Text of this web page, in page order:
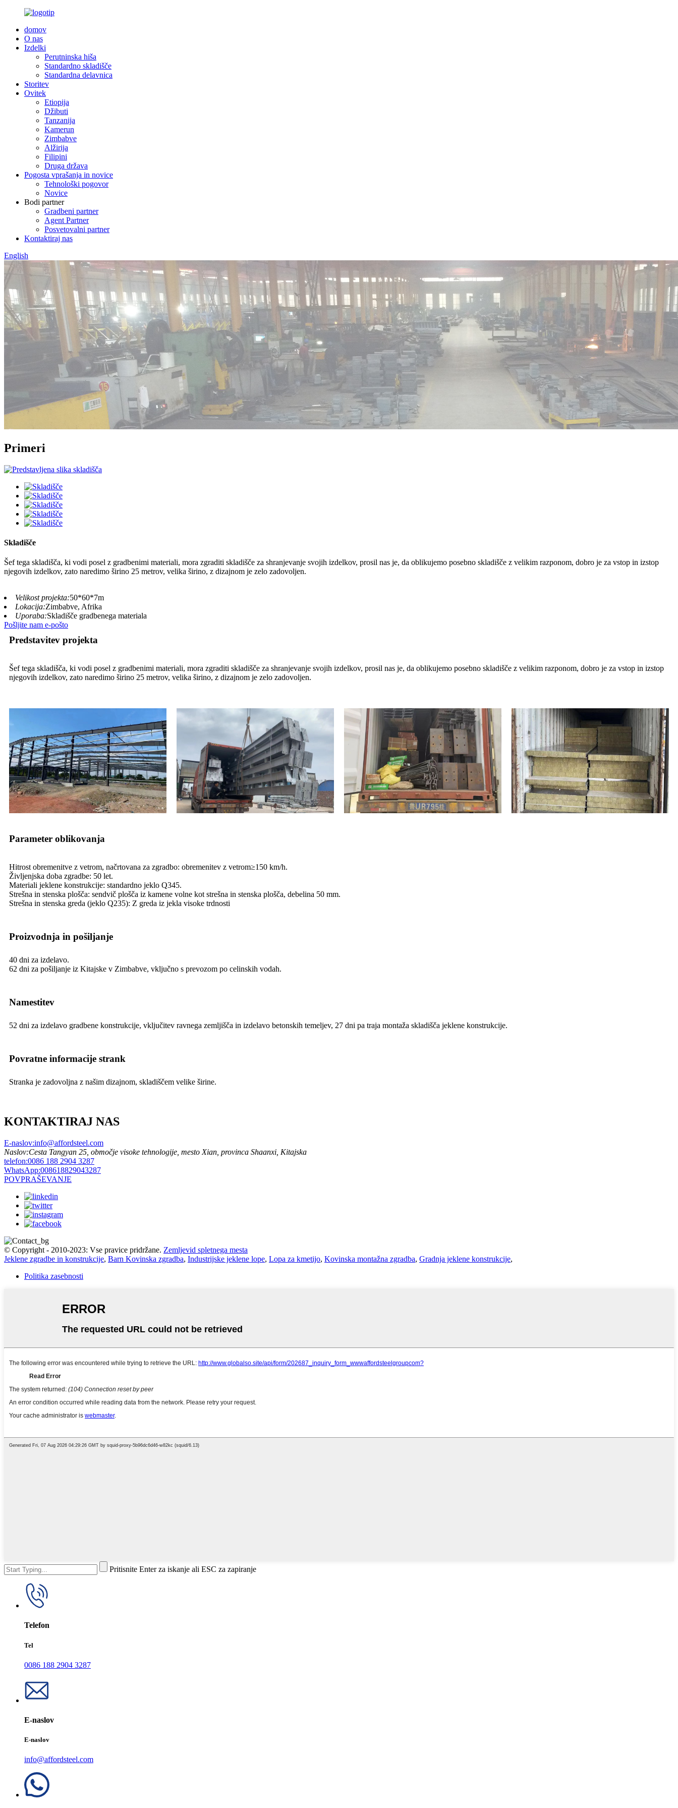
domov
O nas
Izdelki
Perutninska hiša
Standardno skladišče
Standardna delavnica
Storitev
Ovitek
Etiopija
Džibuti
Tanzanija
Kamerun
Zimbabve
Alžirija
Filipini
Druga država
Pogosta vprašanja in novice
Tehnološki pogovor
Novice
Bodi partner
Gradbeni partner
Agent Partner
Posvetovalni partner
Kontaktiraj nas
English
Primeri
Skladišče
Šef tega skladišča, ki vodi posel z gradbenimi materiali, mora zgraditi skladišče za shranjevanje svojih izdelkov, prosil nas je, da oblikujemo posebno skladišče z velikim razponom, dobro je za vstop in izstop
njegovih izdelkov, zato naredimo širino 25 metrov, velika širino, z dizajnom je zelo zadovoljen.
Velikost projekta:50*60*7m
Lokacija:Zimbabve, Afrika
Uporaba:Skladišče gradbenega materiala
Pošljite nam e-pošto
Predstavitev projekta
Šef tega skladišča, ki vodi posel z gradbenimi materiali, mora zgraditi skladišče za shranjevanje svojih izdelkov, prosil nas je, da oblikujemo posebno skladišče z velikim razponom, dobro je za vstop in izstop
njegovih izdelkov, zato naredimo širino 25 metrov, velika širino, z dizajnom je zelo zadovoljen.
Parameter oblikovanja
Hitrost obremenitve z vetrom, načrtovana za zgradbo: obremenitev z vetrom≥150 km/h.
Življenjska doba zgradbe: 50 let.
Materiali jeklene konstrukcije: standardno jeklo Q345.
Strešna in stenska plošča: sendvič plošča iz kamene volne kot strešna in stenska plošča, debelina 50 mm.
Strešna in stenska greda (jeklo Q235): Z greda iz jekla visoke trdnosti
Proizvodnja in pošiljanje
40 dni za izdelavo.
62 dni za pošiljanje iz Kitajske v Zimbabve, vključno s prevozom po celinskih vodah.
Namestitev
52 dni za izdelavo gradbene konstrukcije, vključitev ravnega zemljišča in izdelavo betonskih temeljev, 27 dni pa traja montaža skladišča jeklene konstrukcije.
Povratne informacije strank
Stranka je zadovoljna z našim dizajnom, skladiščem velike širine.
KONTAKTIRAJ NAS
E-naslov:info@affordsteel.com
Naslov:Cesta Tangyan 25, območje visoke tehnologije, mesto Xian, provinca Shaanxi, Kitajska
telefon:0086 188 2904 3287
WhatsApp:008618829043287
POVPRAŠEVANJE
© Copyright - 2010-2023: Vse pravice pridržane. Zemljevid spletnega mesta
Jeklene zgradbe in konstrukcije, Barn Kovinska zgradba, Industrijske jeklene lope, Lopa za kmetijo, Kovinska montažna zgradba, Gradnja jeklene konstrukcije,
Politika zasebnosti
Pritisnite Enter za iskanje ali ESC za zapiranje
Telefon
Tel
0086 188 2904 3287
E-naslov
E-naslov
info@affordsteel.com